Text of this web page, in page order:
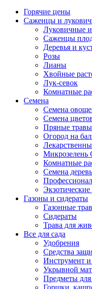
Горячие цены
Саженцы и
Луковичные
Саженцы
Деревья и
Розы
Лианы
Хвойные
Лук-севок
Комнатные
Семена
Семена
Семена
Пряные травы
Огород на
Комнатные
Семена
Экзотические
Газоны и сидераты
Газонные
Сидераты
Трава для
Все для сада
Удобрения
Средства
Инструмент и
Укрывной
Предметы для